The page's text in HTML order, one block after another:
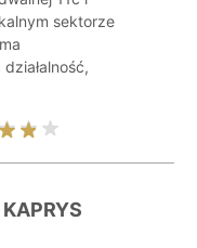
sektorze